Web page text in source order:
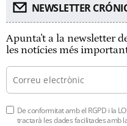
NEWSLETTER
Apunta't a la newsletter
les notícies més
De conformitat amb el RGPD i la
tractarà les dades facilitades amb